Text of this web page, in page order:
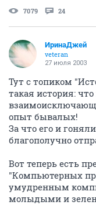
7079 24
ИринаДжей
veteran
27 июля 2003
Тут с топиком
такая история:
опыт бывалых!
За что его и
благополучно
Вот теперь есть
"Компьютерных
умудренным
молыдыми и